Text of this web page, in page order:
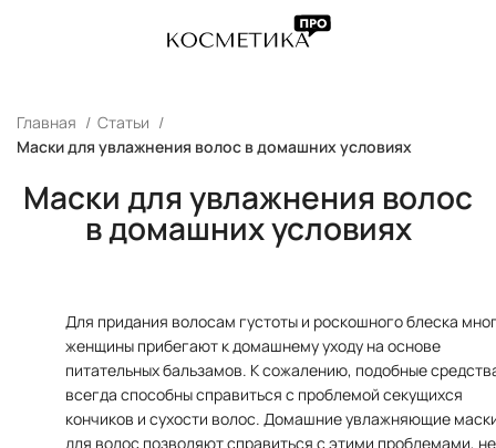
Главная
Статьи
Маски для увлажнения волос в домашних условиях
Маски для увлажнения волос
в домашних условиях
Для придания волосам густоты и роскошного блеска
женщины прибегают к домашнему уходу на основе
питательных бальзамов. К сожалению, подобные
всегда способны справиться с проблемой секущихся
кончиков и сухости волос. Домашние увлажняющие
для волос позволяют справиться с этими проблемами, не